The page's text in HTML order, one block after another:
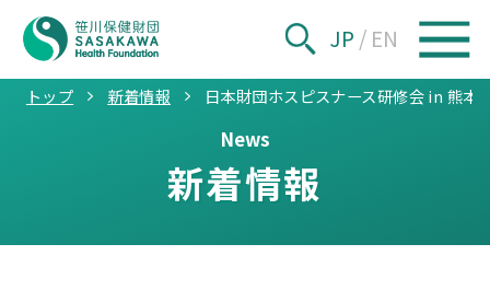
JP / EN
トップ 新着情報 日本財団ホスピスナース研修会 in 熊本
News
新着情報